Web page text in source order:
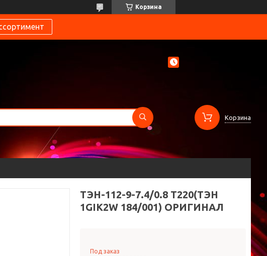
Корзина
Корзина
ТЭН-112-9-7.4/0.8 Т220(ТЭН
1GIK2W 184/001) ОРИГИНАЛ
Под заказ